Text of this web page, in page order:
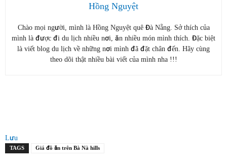
Hồng Nguyệt
Chào mọi người, mình là Hồng Nguyệt quê Đà Nẵng. Sở thích của
mình là được đi du lịch nhiều nơi, ăn nhiều món mình thích. Đặc biệt
là viết blog du lịch về những nơi mình đã đặt chân đến. Hãy cùng
theo dõi thật nhiều bài viết của mình nha !!!
Lưu
TAGS Giá đồ ăn trên Bà Nà hills